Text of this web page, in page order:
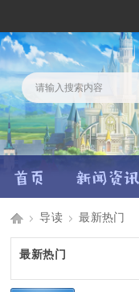
Di»
导读 最新热门
最新热门